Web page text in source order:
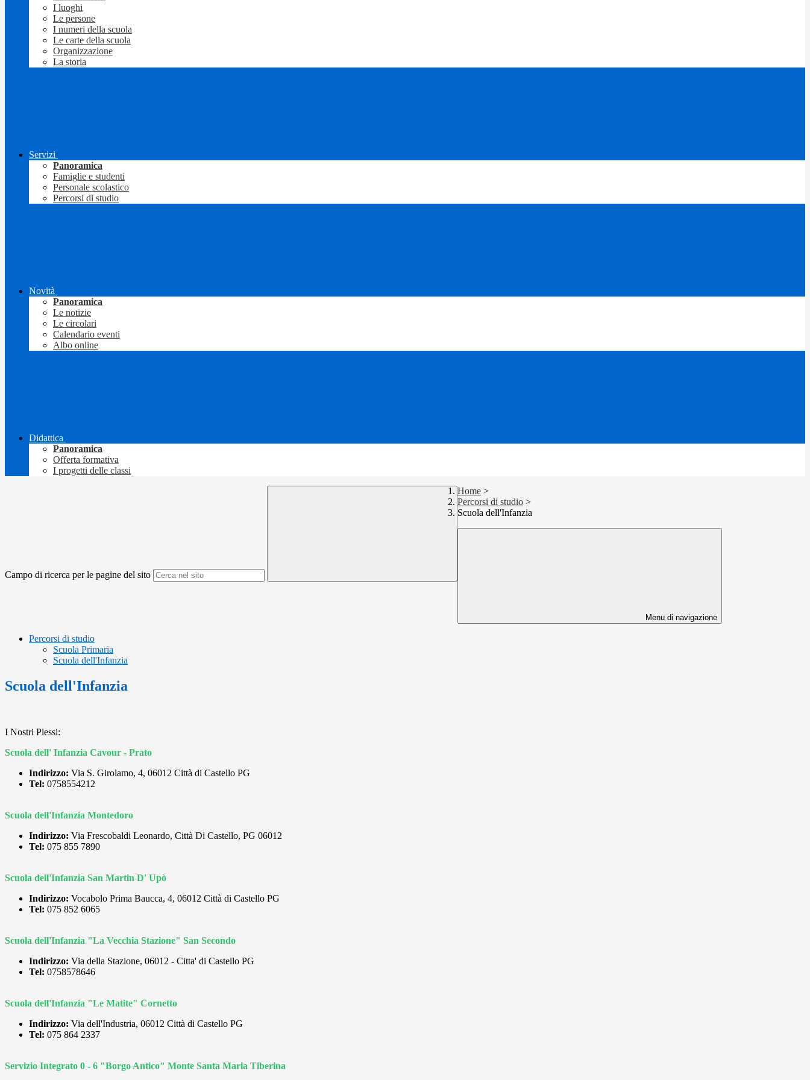
I luoghi
Le persone
I numeri della scuola
Le carte della scuola
Organizzazione
La storia
Servizi
Panoramica
Famiglie e studenti
Personale scolastico
Percorsi di studio
Novità
Panoramica
Le notizie
Le circolari
Calendario eventi
Albo online
Didattica
Panoramica
Offerta formativa
I progetti delle classi
Campo di ricerca per le pagine del sito
Home >
Percorsi di studio >
Scuola dell'Infanzia
Menu di navigazione
Percorsi di studio
Scuola Primaria
Scuola dell'Infanzia
Scuola dell'Infanzia
I Nostri Plessi:
Scuola dell' Infanzia Cavour - Prato
Indirizzo: Via S. Girolamo, 4, 06012 Città di Castello PG
Tel: 0758554212
Scuola dell'Infanzia Montedoro
Indirizzo: Via Frescobaldi Leonardo, Città Di Castello, PG 06012
Tel: 075 855 7890
Scuola dell'Infanzia San Martin D' Upò
Indirizzo: Vocabolo Prima Baucca, 4, 06012 Città di Castello PG
Tel: 075 852 6065
Scuola dell'Infanzia "La Vecchia Stazione" San Secondo
Indirizzo: Via della Stazione, 06012 - Citta' di Castello PG
Tel: 0758578646
Scuola dell'Infanzia "Le Matite" Cornetto
Indirizzo: Via dell'Industria, 06012 Città di Castello PG
Tel: 075 864 2337
Servizio Integrato 0 - 6 "Borgo Antico" Monte Santa Maria Tiberina